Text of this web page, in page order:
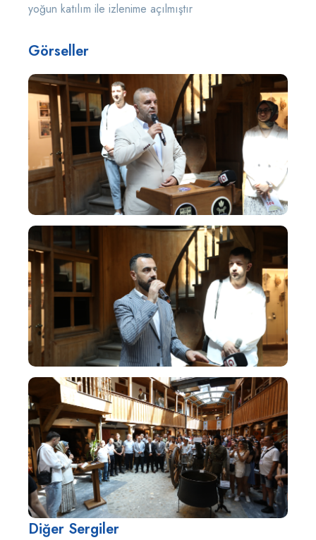
yoğun katılım ile izlenime açılmıştır
Görseller
Diğer Sergiler